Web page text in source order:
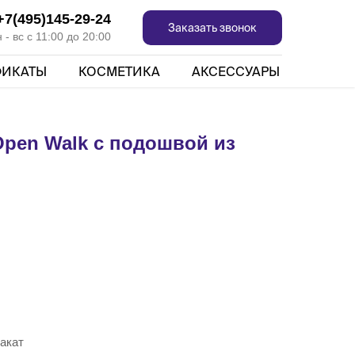
29-24
вс с 11:00 до 20:00
Заказать звонок
КОСМЕТИКА АКСЕССУАРЫ
Walk с подошвой из